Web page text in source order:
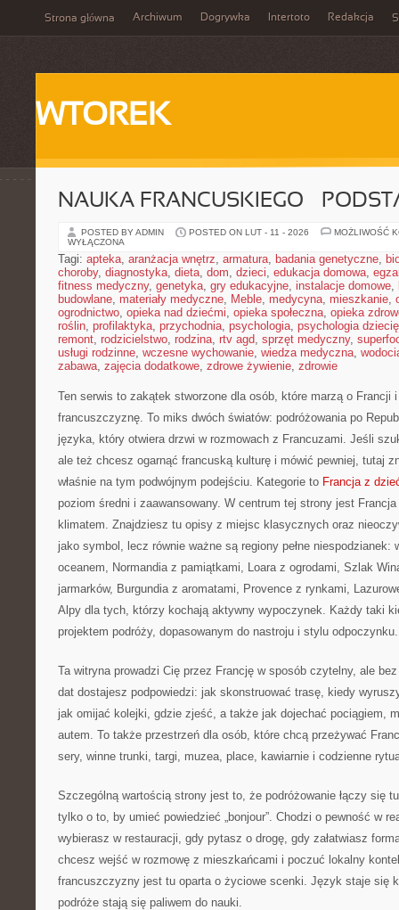
Strona główna Archiwum Dogrywka Intertoto Redakcja
WTOREK
NAUKA FRANCUSKIEGO –
POSTED BY ADMIN POSTED ON LUT - 11 - 2026
MOŻLIWOŚĆ
WYŁĄCZONA
Tagi: apteka, aranżacja wnętrz, armatura, badania genetyczne,
choroby, diagnostyka, dieta, dom, dzieci, edukacja domowa,
fitness medyczny, genetyka, gry edukacyjne, instalacje domowe,
budowlane, materiały medyczne, Meble, medycyna, mieszkanie,
ogrodnictwo, opieka nad dziećmi, opieka społeczna, opieka
roślin, profilaktyka, przychodnia, psychologia, psychologia
remont, rodzicielstwo, rodzina, rtv agd, sprzęt medyczny,
usługi rodzinne, wczesne wychowanie, wiedza medyczna,
zabawa, zajęcia dodatkowe, zdrowe żywienie, zdrowie
Ten serwis to zakątek stworzone dla osób, które marzą o Francji
francuszczyznę. To miks dwóch światów: podróżowania po
języka, który otwiera drzwi w rozmowach z Francuzami. Jeśli
ale też chcesz ogarnąć francuską kulturę i mówić pewniej, tutaj
właśnie na tym podwójnym podejściu. Kategorie to Francja z
poziom średni i zaawansowany. W centrum tej strony jest
klimatem. Znajdziesz tu opisy z miejsc klasycznych oraz
jako symbol, lecz równie ważne są regiony pełne niespodzianek:
oceanem, Normandia z pamiątkami, Loara z ogrodami, Szlak
jarmarków, Burgundia z aromatami, Provence z rynkami,
Alpy dla tych, którzy kochają aktywny wypoczynek. Każdy taki
projektem podróży, dopasowanym do nastroju i stylu odpoczynku.
Ta witryna prowadzi Cię przez Francję w sposób czytelny, ale
dat dostajesz podpowiedzi: jak skonstruować trasę, kiedy
jak omijać kolejki, gdzie zjeść, a także jak dojechać pociągiem,
autem. To także przestrzeń dla osób, które chcą przeżywać
sery, winne trunki, targi, muzea, place, kawiarnie i codzienne
Szczególną wartością strony jest to, że podróżowanie łączy się
tylko o to, by umieć powiedzieć „bonjour”. Chodzi o pewność w
wybierasz w restauracji, gdy pytasz o drogę, gdy załatwiasz
chcesz wejść w rozmowę z mieszkańcami i poczuć lokalny
francuszczyzny jest tu oparta o życiowe scenki. Język staje się
podróże stają się paliwem do nauki.